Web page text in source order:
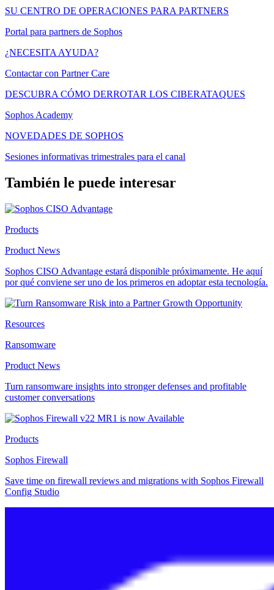
SU CENTRO DE OPERACIONES PARA PARTNERS
Portal para partners de Sophos
¿NECESITA AYUDA?
Contactar con Partner Care
DESCUBRA CÓMO DERROTAR LOS CIBERATAQUES
Sophos Academy
NOVEDADES DE SOPHOS
Sesiones informativas trimestrales para el canal
También le puede interesar
Products
Product News
Sophos CISO Advantage estará disponible próximamente. He aquí
por qué conviene ser uno de los primeros en adoptar esta tecnología.
Resources
Ransomware
Product News
Turn ransomware insights into stronger defenses and profitable
customer conversations
Products
Sophos Firewall
Save time on firewall reviews and migrations with Sophos Firewall
Config Studio